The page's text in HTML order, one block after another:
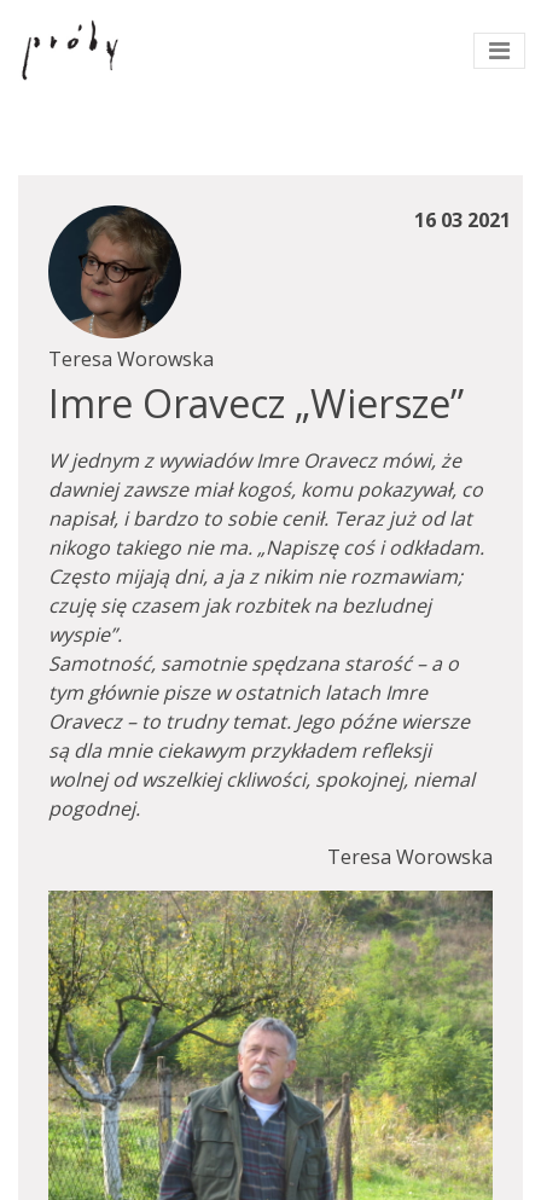
16 03 2021
Teresa Worowska
Imre Oravecz „Wiersze”
W jednym z wywiadów Imre Oravecz mówi, że
dawniej zawsze miał kogoś, komu pokazywał, co
napisał, i bardzo to sobie cenił. Teraz już od lat
nikogo takiego nie ma. „Napiszę coś i odkładam.
Często mijają dni, a ja z nikim nie rozmawiam;
czuję się czasem jak rozbitek na bezludnej
wyspie”.
Samotność, samotnie spędzana starość – a o
tym głównie pisze w ostatnich latach Imre
Oravecz – to trudny temat. Jego późne wiersze
są dla mnie ciekawym przykładem refleksji
wolnej od wszelkiej ckliwości, spokojnej, niemal
pogodnej.
Teresa Worowska